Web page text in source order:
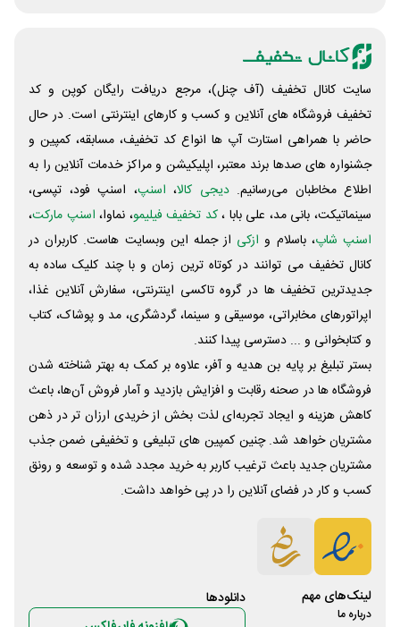
سایت کانال تخفیف (آف چنل)، مرجع دریافت رایگان کوپن و کد
تخفیف فروشگاه های آنلاین و کسب و‌ کارهای اینترنتی است. در حال
حاضر با همراهی استارت آپ ها انواع کد تخفیف، مسابقه، کمپین و
جشنواره های صدها برند معتبر، اپلیکیشن و مراکز خدمات آنلاین را به
اطلاع مخاطبان می‌رسانیم. دیجی کالا، اسنپ، اسنپ فود، تپسی،
سینماتیکت، بانی مد، علی‌ بابا ،کد تخفیف فیلیمو، نماوا، اسنپ مارکت،
اسنپ شاپ، باسلام و ازکی از جمله این وبسایت ‌هاست. کاربران در
کانال تخفیف می توانند در کوتاه ترین زمان و با چند کلیک ساده به
جدیدترین تخفیف ها در گروه تاکسی اینترنتی، سفارش آنلاین غذا،
اپراتورهای مخابراتی، موسیقی و سینما، گردشگری، مد و پوشاک، کتاب
و کتابخوانی و ... دسترسی پیدا کنند.
بستر تبلیغ بر پایه بن هدیه و آفر، علاوه بر کمک به بهتر شناخته شدن
فروشگاه ها در صحنه رقابت و افزایش بازدید و آمار فروش آن‌ها، باعث
کاهش هزینه و ایجاد تجربه‌ای لذت بخش از خریدی ارزان تر در ذهن
مشتریان خواهد شد. چنین کمپین های تبلیغی و تخفیفی ضمن جذب
مشتریان جدید باعث ترغیب کاربر به خرید مجدد شده و توسعه و رونق
کسب و کار در فضای آنلاین را در پی خواهد داشت.
لینک‌های مهم
درباره ما
دانلود‌ها